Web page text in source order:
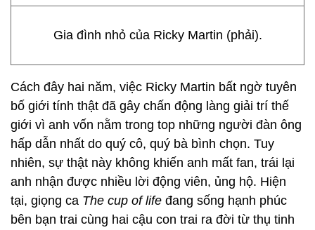
Gia đình nhỏ của Ricky Martin (phải).
Cách đây hai năm, việc Ricky Martin bất ngờ tuyên
bố giới tính thật đã gây chấn động làng giải trí thế
giới vì anh vốn nằm trong top những người đàn ông
hấp dẫn nhất do quý cô, quý bà bình chọn. Tuy
nhiên, sự thật này không khiến anh mất fan, trái lại
anh nhận được nhiều lời động viên, ủng hộ. Hiện
tại, giọng ca The cup of life đang sống hạnh phúc
bên bạn trai cùng hai cậu con trai ra đời từ thụ tinh